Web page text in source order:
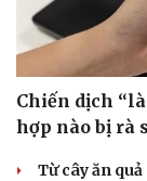
Chiến dịch
hợp nào bị rà
Từ cây ăn